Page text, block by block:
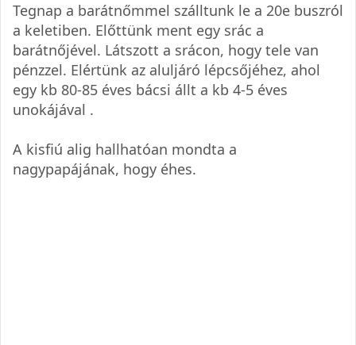
Tegnap a barátnőmmel szálltunk le a 20e buszról
a keletiben. Előttünk ment egy srác a
barátnőjével. Látszott a srácon, hogy tele van
pénzzel. Elértünk az aluljáró lépcsőjéhez, ahol
egy kb 80-85 éves bácsi állt a kb 4-5 éves
unokájával .
A kisfiú alig hallhatóan mondta a
nagypapájának, hogy éhes.